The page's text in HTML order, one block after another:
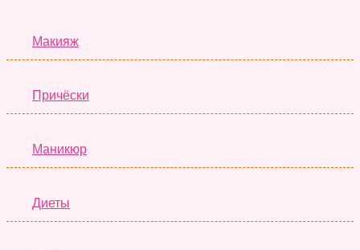
Макияж
Причёски
Маникюр
Диеты